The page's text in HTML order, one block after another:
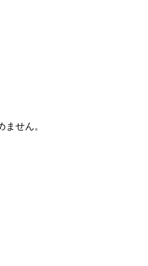
せん。